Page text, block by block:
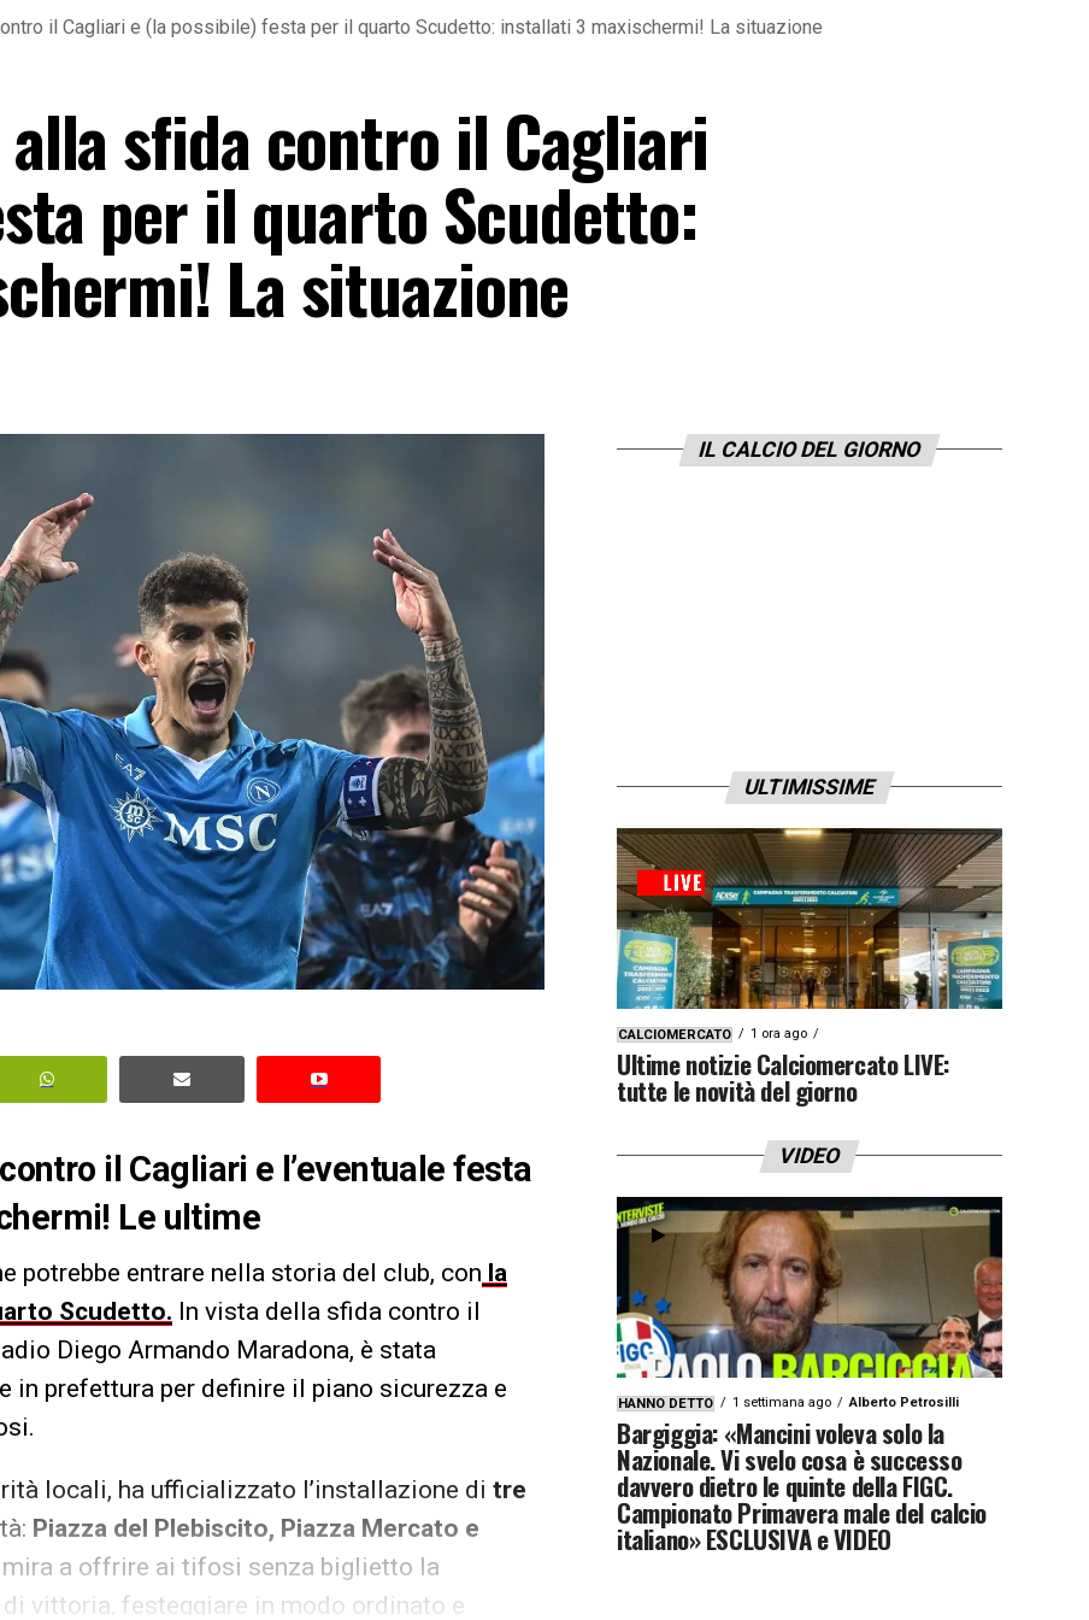
il Cagliari e (la possibile) festa per il quarto Scudetto: installati 3 maxischermi! La situazione
sfida contro il Cagliari
per il quarto Scudetto:
La situazione
il Cagliari e l’eventuale festa
Le ultime
potrebbe entrare nella storia del club, con la
Scudetto. In vista della sfida contro il
Diego Armando Maradona, è stata
in prefettura per definire il piano sicurezza e
locali, ha ufficializzato l’installazione di tre
Piazza del Plebiscito, Piazza Mercato e
mira a offrire ai tifosi senza biglietto la
vittoria, festeggiare in modo ordinato e
IL CALCIO DEL GIORNO
ULTIMISSIME
CALCIOMERCATO 1 ora ago
Ultime notizie Calciomercato LIVE:
tutte le novità del giorno
VIDEO
HANNO DETTO 1 settimana ago Alberto Petrosilli
Bargiggia: «Mancini voleva solo la
Nazionale. Vi svelo cosa è successo
davvero dietro le quinte della FIGC.
Campionato Primavera male del calcio
italiano» ESCLUSIVA e VIDEO